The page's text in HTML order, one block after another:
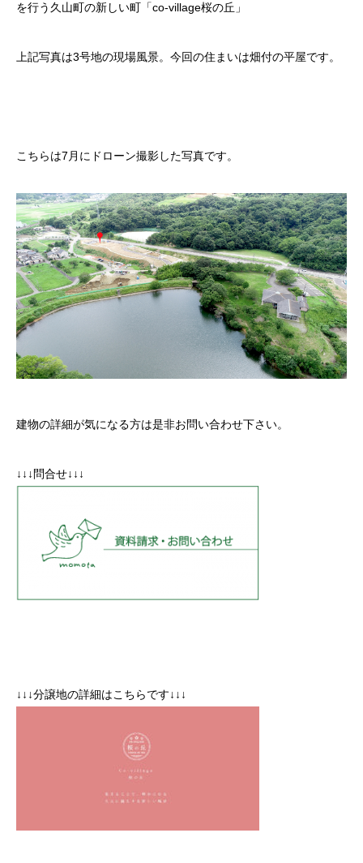
を行う久山町の新しい町「co-village桜の丘」
上記写真は3号地の現場風景。今回の住まいは畑付の平屋です。
こちらは7月にドローン撮影した写真です。
建物の詳細が気になる方は是非お問い合わせ下さい。
↓↓↓問合せ↓↓↓
↓↓↓分譲地の詳細はこちらです↓↓↓